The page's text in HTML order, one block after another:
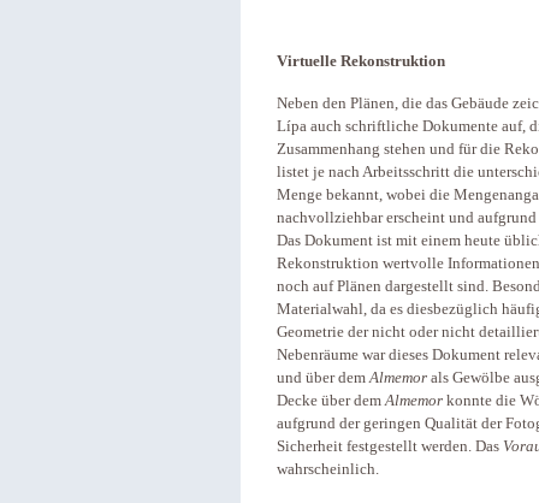
Virtuelle Rekonstruktion
Neben den Plänen, die das Gebäude
Lípa auch schriftliche Dokumente auf,
Zusammenhang stehen und für die
listet je nach Arbeitsschritt die
Menge bekannt, wobei die
nachvollziehbar erscheint und
Das Dokument ist mit einem heute
Rekonstruktion wertvolle
noch auf Plänen dargestellt sind.
Materialwahl, da es diesbezüglich
Geometrie der nicht oder nicht
Nebenräume war dieses Dokument
und über demAlmemor als Gewölbe
Decke über demAlmemor konnte die
aufgrund der geringen Qualität der
Sicherheit festgestellt werden. Das
wahrscheinlich.